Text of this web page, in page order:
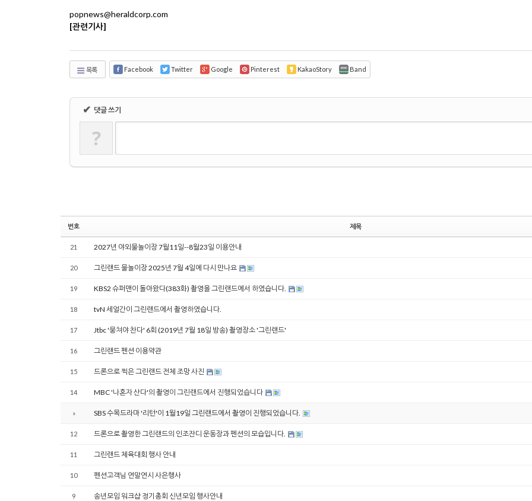
popnews@heraldcorp.com
[관련기사]
목록 Facebook Twitter Google Pinterest KakaoStory Band
✔ 댓글 쓰기
?
번호 제목
21 2027년 야외물놀이장 7월11일--8월23일 이용안내
20 그린랜드 물놀이장 2025년 7월 4일에 다시 만나요
19 KBS2 슈퍼맨이 돌아왔다(383화) 촬영을 그린랜드에서 하였습니다.
18 tvN 세얼간이 그린랜드에서 촬영하였습니다.
17 Jtbc '뭉쳐야 찬다' 6회 (2019년 7월 18일 방송) 촬영장소 '그린랜드'
16 그린랜드 펜션 이용약관
15 드론으로 찍은 그린랜드 전체 조망 사진
14 MBC '나혼자 산다'의 촬영이 그린랜드에서 진행되었습니다
» SBS 수목드라마 '리턴'이 1월19일 그린랜드에서 촬영이 진행되었습니다.
12 드론으로 촬영한 그린랜드의 인조잔디 운동장과 펜션의 모습입니다.
11 그린랜드 체육대회 행사 안내
10 펜션고객님 연말연시 사은행사
9 송년모임 워크샵 정기총회 신년모임 행사안내